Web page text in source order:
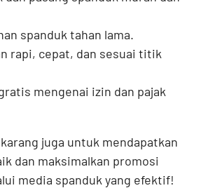
spanduk tahan lama.
rapi, cepat, dan sesuai titik
mengenai izin dan pajak
juga untuk mendapatkan
dan maksimalkan promosi
media spanduk yang efektif!